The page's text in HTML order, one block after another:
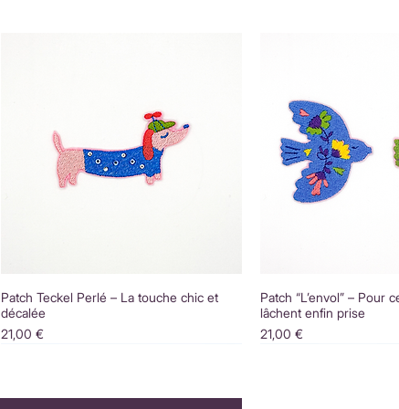
Patch Teckel Perlé – La touche chic et
décalée
Prix
21,00 €
Patch “L’envol” – Pour
lâchent enfin prise
Prix
21,00 €